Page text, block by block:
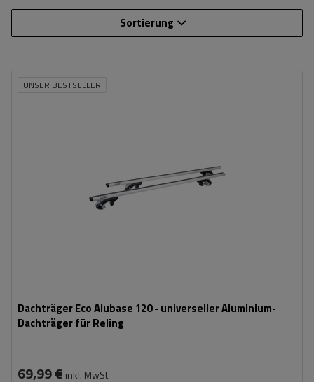
Sortierung
UNSER BESTSELLER
Dachträger Eco Alubase 120 - universeller Aluminium-
Dachträger für Reling
69,99 € inkl. MwSt